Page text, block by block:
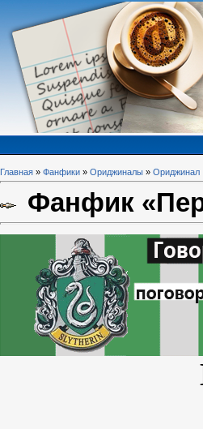
Главная » Фанфики » Ориджиналы » Ориджинал
Фанфик